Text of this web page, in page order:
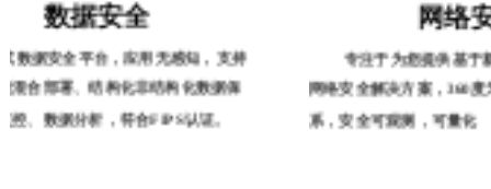
数据安全
安全平台，应用无感知，支持
混合部署、结构化非结构化数据保
控、数据分析，符合FIPS认证。
网络
专注于为您提供基于
网络安全解决方案，360
系，安全可观测，可量化